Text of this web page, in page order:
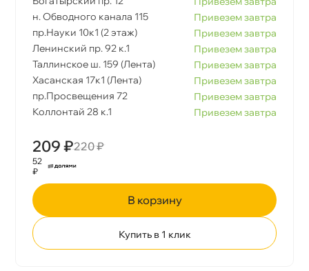
н. Обводного канала 115
Привезем завтра
пр.Науки 10к1 (2 этаж)
Привезем завтра
Ленинский пр. 92 к.1
Привезем завтра
Таллинское ш. 159 (Лента)
Привезем завтра
Хасанская 17к1 (Лента)
Привезем завтра
пр.Просвещения 72
Привезем завтра
Коллонтай 28 к.1
Привезем завтра
209 ₽220 ₽
52
₽
корзину
Купить в 1 клик